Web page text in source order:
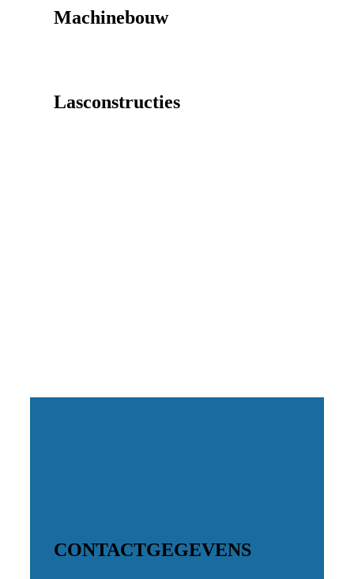
Machinebouw
Lasconstructies
CONTACTGEGEVENS